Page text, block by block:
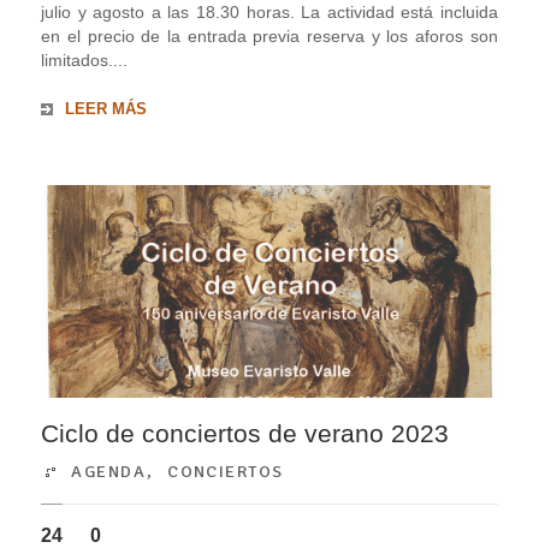
julio y agosto a las 18.30 horas. La actividad está incluida
en el precio de la entrada previa reserva y los aforos son
limitados....
LEER MÁS
Ciclo de conciertos de verano 2023
AGENDA, CONCIERTOS
24 0